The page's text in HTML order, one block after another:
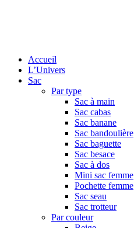
Accueil
L’Univers
Sac
Par type
Sac à main
Sac cabas
Sac banane
Sac bandoulière
Sac baguette
Sac besace
Sac à dos
Mini sac femme
Pochette femme
Sac seau
Sac trotteur
Par couleur